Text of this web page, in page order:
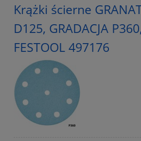
Krążki ścierne
D125, GRADACJA
FESTOOL 497176